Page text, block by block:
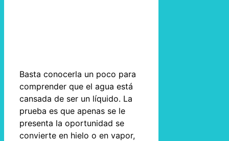
Basta conocerla un poco para
comprender que el agua está
cansada de ser un líquido. La
prueba es que apenas se le
presenta la oportunidad se
convierte en hielo o en vapor,